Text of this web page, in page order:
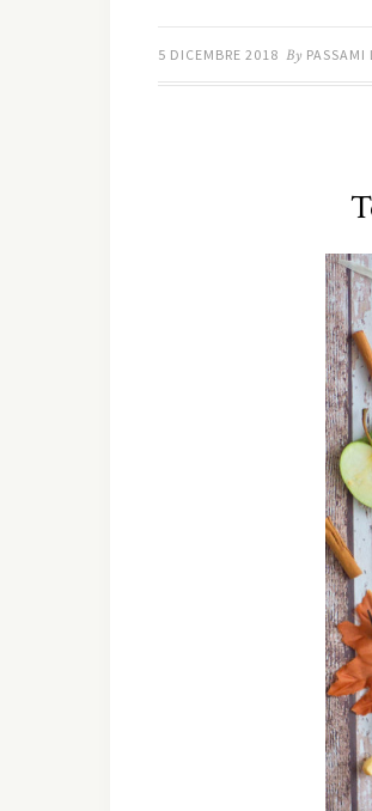
5 DICEMBRE 2018 By PASSAMI